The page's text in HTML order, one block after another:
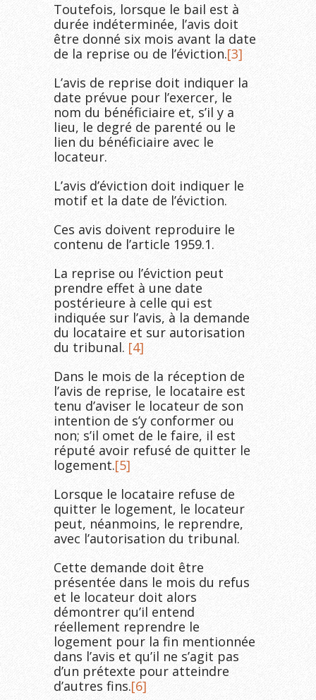
Toutefois, lorsque le bail est à
durée indéterminée, l’avis doit
être donné six mois avant la date
de la reprise ou de l’éviction.[3]
L’avis de reprise doit indiquer la
date prévue pour l’exercer, le
nom du bénéficiaire et, s’il y a
lieu, le degré de parenté ou le
lien du bénéficiaire avec le
locateur.
L’avis d’éviction doit indiquer le
motif et la date de l’éviction.
Ces avis doivent reproduire le
contenu de l’article 1959.1.
La reprise ou l’éviction peut
prendre effet à une date
postérieure à celle qui est
indiquée sur l’avis, à la demande
du locataire et sur autorisation
du tribunal. [4]
Dans le mois de la réception de
l’avis de reprise, le locataire est
tenu d’aviser le locateur de son
intention de s’y conformer ou
non; s’il omet de le faire, il est
réputé avoir refusé de quitter le
logement.[5]
Lorsque le locataire refuse de
quitter le logement, le locateur
peut, néanmoins, le reprendre,
avec l’autorisation du tribunal.
Cette demande doit être
présentée dans le mois du refus
et le locateur doit alors
démontrer qu’il entend
réellement reprendre le
logement pour la fin mentionnée
dans l’avis et qu’il ne s’agit pas
d’un prétexte pour atteindre
d’autres fins.[6]